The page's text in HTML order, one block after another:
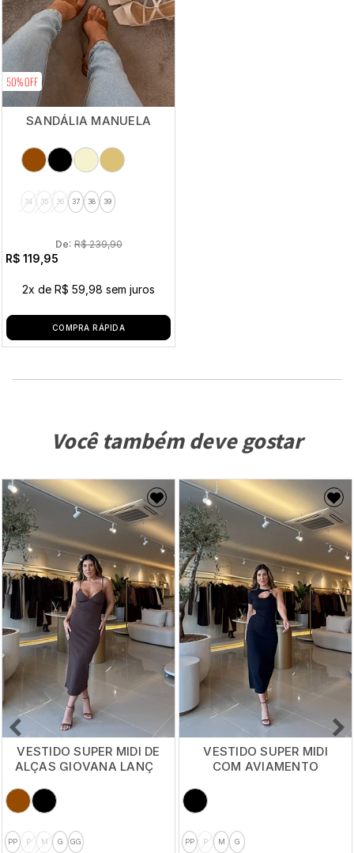
50% OFF
SANDÁLIA MANUELA
34 35 36 37 38 39
De: R$ 239,90
R$ 119,95
2x de R$ 59,98 sem juros
COMPRA RÁPIDA
Você também deve gostar
VESTIDO SUPER MIDI DE
ALÇAS GIOVANA LANÇA
PP P M G GG
VESTIDO SUPER MIDI
COM AVIAMENTO
PP P M G